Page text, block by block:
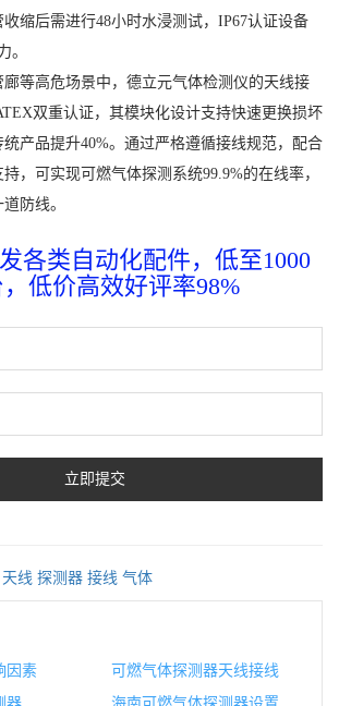
收缩后需进行48小时水浸测试，IP67认证设备
。
等高危场景中，德立元气体检测仪的天线接
双重认证，其模块化设计支持快速更换损坏
产品提升40%。通过严格遵循接线规范，配合
，可实现可燃气体探测系统99.9%的在线率，
防线。
各类自动化配件，低至1000
低价高效好评率98%
天线 探测器 接线 气体
因素
可燃气体探测器天线接线